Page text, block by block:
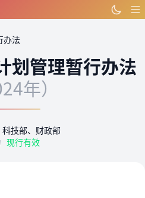
办法
划管理暂行办法
年）
科技部、财政部
现行有效